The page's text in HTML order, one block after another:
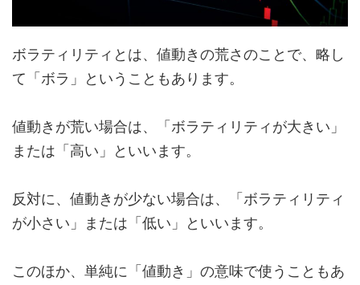
ボラティリティとは、値動きの荒さのことで、略し
て「ボラ」ということもあります。
値動きが荒い場合は、「ボラティリティが大きい」
または「高い」といいます。
反対に、値動きが少ない場合は、「ボラティリティ
が小さい」または「低い」といいます。
このほか、単純に「値動き」の意味で使うこともあ